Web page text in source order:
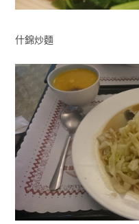
什錦炒麵